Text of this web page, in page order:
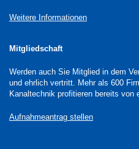
Weitere Informationen
Mitgliedschaft
Werden auch Sie Mitglied in dem
und ehrlich vertritt. Mehr als 600
Kanaltechnik profitieren bereits von
Aufnahmeantrag stellen